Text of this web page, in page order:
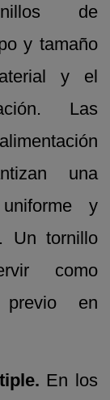
de
y tamaño
y el
Las
una
y
Un tornillo
como
previo en
En los